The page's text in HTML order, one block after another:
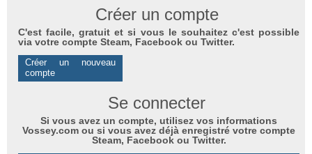
Créer un compte
C'est facile, gratuit et si vous le souhaitez c'est possible
via votre compte Steam, Facebook ou Twitter.
Créer un nouveau
compte
Se connecter
Si vous avez un compte, utilisez vos informations
Vossey.com ou si vous avez déjà enregistré votre compte
Steam, Facebook ou Twitter.